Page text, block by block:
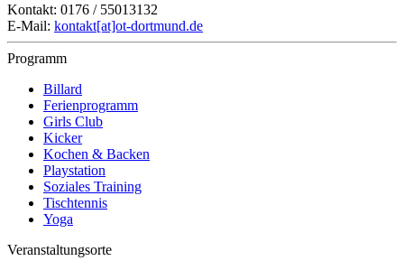
Kontakt: 0176 / 55013132
E-Mail: kontakt[at]ot-dortmund.de
Programm
Billard
Ferienprogramm
Girls Club
Kicker
Kochen & Backen
Playstation
Soziales Training
Tischtennis
Yoga
Veranstaltungsorte